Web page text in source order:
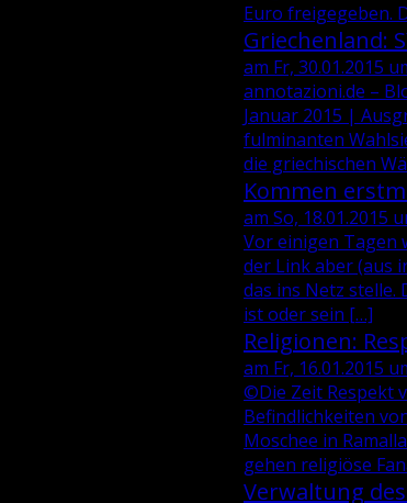
Euro freigegeben.
Griechenland:
am Fr, 30.01.2015
annotazioni.de –
Januar 2015 |
fulminanten
die griechischen
Kommen
am So, 18.01.2015
Vor einigen Tagen
der Link aber (aus
das ins Netz stelle.
ist oder sein […]
Religionen:
am Fr, 16.01.2015
©Die Zeit Respekt
Befindlichkeiten
Moschee in
gehen religiöse
Verwaltung